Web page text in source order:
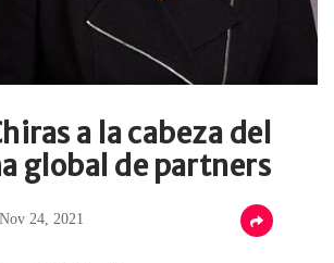
a la cabeza del
global de partners
Nov 24, 2021